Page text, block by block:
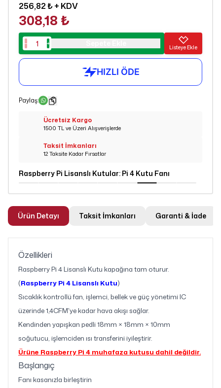
256,82 ₺+ KDV
308,18 ₺
Listeye Ekle
Paylaş:
Ücretsiz Kargo
1500 TL ve Üzeri Alışverişlerde
Taksit İmkanları
12 Taksite Kadar Fırsatlar
Raspberry Pi Lisanslı Kutular: Pi 4 Kutu Fanı
Ürün Detayı Taksit İmkanları Garanti & İade
Özellikleri
Raspberry Pi 4 Lisanslı Kutu kapağına tam oturur.
(Raspberry Pi 4 Lisanslı Kutu)
Sıcaklık kontrollü fan, işlemci, bellek ve güç yönetimi IC
üzerinde 1,4CFM'ye kadar hava akışı sağlar.
Kendinden yapışkan pedli 18mm × 18mm × 10mm
soğutucu, işlemciden ısı transferini iyileştirir.
Ürüne Raspberry Pi 4 muhafaza kutusu dahil değildir.
Başlangıç
Fanı kasanızla birleştirin